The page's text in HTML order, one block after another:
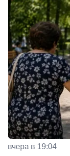
вчера в 19:04